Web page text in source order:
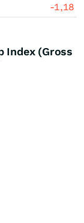
-1,18
Index (Gross